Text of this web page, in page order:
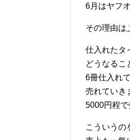
6月はヤフ
その理由は
仕入れたタ
どうなるこ
6冊仕入れ
売れていき
5000円程で
こういうの